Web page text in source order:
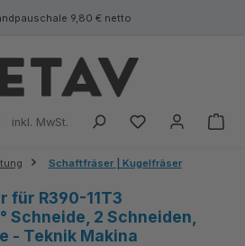
9,80 € netto
inkl. MwSt.
Schaftfräser | Kugelfräser
für R390-11T3
Schneide, 2 Schneiden,
- Teknik Makina